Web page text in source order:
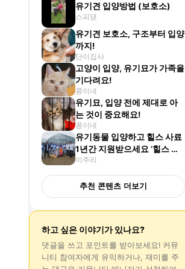
유기견 입양방법 (보호소)
스피댇
유기견 보호소, 구조부터 입양
까지!
단이집사
고양이 입양, 유기묘가 가족을
기다려요!
콩이네
유기묘, 입양 전에 제대로 아
는 것이 중요해요!
콩이네
유기동물 입양하고 힐스 사료
1년간 지원받으세요 ‘힐스 사
랑의 쉘터(유기동물 보호소)’
이주리
추천 콘텐츠 더보기
하고 싶은 이야기가 있나요?
댓글을 쓰고 포인트를 받아보세요! 커뮤
니티 참여자에게 유익하거나, 재미를 주